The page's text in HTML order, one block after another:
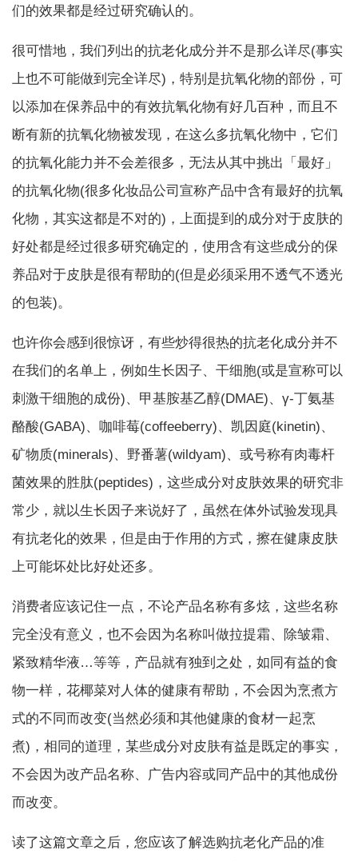
们的效果都是经过研究确认的。
很可惜地，我们列出的抗老化成分并不是那么详尽(事实
上也不可能做到完全详尽)，特别是抗氧化物的部份，可
以添加在保养品中的有效抗氧化物有好几百种，而且不
断有新的抗氧化物被发现，在这么多抗氧化物中，它们
的抗氧化能力并不会差很多，无法从其中挑出「最好」
的抗氧化物(很多化妆品公司宣称产品中含有最好的抗氧
化物，其实这都是不对的)，上面提到的成分对于皮肤的
好处都是经过很多研究确定的，使用含有这些成分的保
养品对于皮肤是很有帮助的(但是必须采用不透气不透光
的包装)。
也许你会感到很惊讶，有些炒得很热的抗老化成分并不
在我们的名单上，例如生长因子、干细胞(或是宣称可以
刺激干细胞的成份)、甲基胺基乙醇(DMAE)、γ-丁氨基
酪酸(GABA)、咖啡莓(coffeeberry)、凯因庭(kinetin)、
矿物质(minerals)、野番薯(wildyam)、或号称有肉毒杆
菌效果的胜肽(peptides)，这些成分对皮肤效果的研究非
常少，就以生长因子来说好了，虽然在体外试验发现具
有抗老化的效果，但是由于作用的方式，擦在健康皮肤
上可能坏处比好处还多。
消费者应该记住一点，不论产品名称有多炫，这些名称
完全没有意义，也不会因为名称叫做拉提霜、除皱霜、
紧致精华液…等等，产品就有独到之处，如同有益的食
物一样，花椰菜对人体的健康有帮助，不会因为烹煮方
式的不同而改变(当然必须和其他健康的食材一起烹
煮)，相同的道理，某些成分对皮肤有益是既定的事实，
不会因为改产品名称、广告内容或同产品中的其他成份
而改变。
读了这篇文章之后，您应该了解选购抗老化产品的准